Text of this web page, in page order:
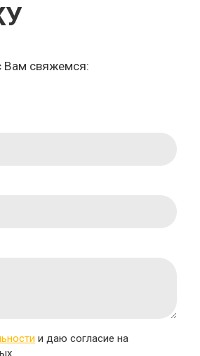
Вам свяжемся:
и даю согласие на